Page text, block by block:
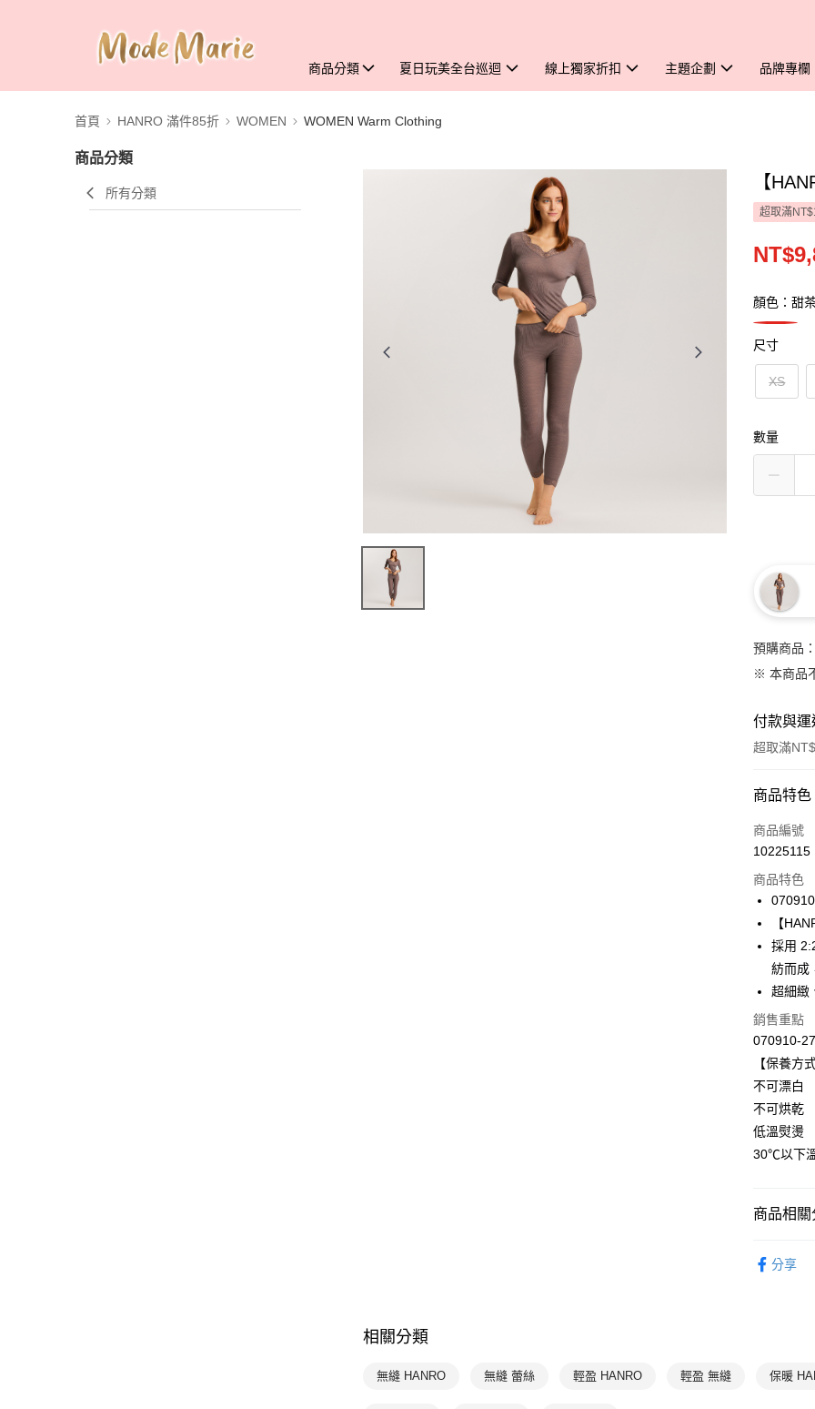
商品分類 夏日玩美全台巡迴 線上獨家折扣 主題企劃 品牌專欄
首頁 HANRO 滿件85折 WOMEN WOMEN Warm Clothing
商品分類
所有分類
【
超取滿
顏色：甜
尺寸
XS
數量
預購商品
※ 本商品
付款與
超取滿
付款方式
信用卡一
合作金
華南商
國泰世
臺灣中
匯豐（
聯邦商
玉山商
台新國
台灣樂
LINE Pay
悠遊付
全盈+PAY
ATM付款
運送方式
付款後全
付款後萊
付款後7-
商品特色
商品編號
10225115
商品特色
【
採用
紡而成
超細緻
銷售重點
070910-
【保養方
不可漂白
不可烘乾
低溫熨燙
30℃以下
商品相關
分享
相關分類
無縫 HANRO 無縫 蕾絲 輕盈 HANRO 輕盈 無縫 保暖